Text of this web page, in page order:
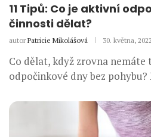
11 Tipů: Co je aktivní
činnosti dělat?
autor Patricie Mikolášová 30. května, 2022
Co dělat, když zrovna nemáte
odpočinkové dny bez